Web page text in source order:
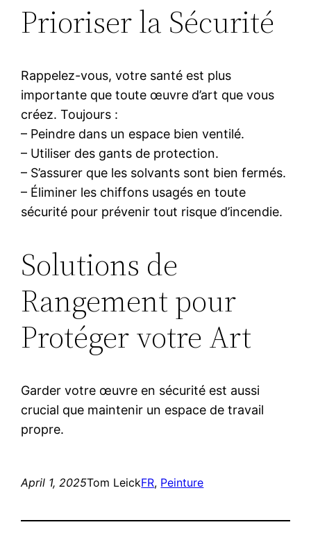
Prioriser la Sécurité
Rappelez-vous, votre santé est plus
importante que toute œuvre d’art que vous
créez. Toujours :
– Peindre dans un espace bien ventilé.
– Utiliser des gants de protection.
– S’assurer que les solvants sont bien fermés.
– Éliminer les chiffons usagés en toute
sécurité pour prévenir tout risque d’incendie.
Solutions de
Rangement pour
Protéger votre Art
Garder votre œuvre en sécurité est aussi
crucial que maintenir un espace de travail
propre.
April 1, 2025Tom LeickFR, Peinture